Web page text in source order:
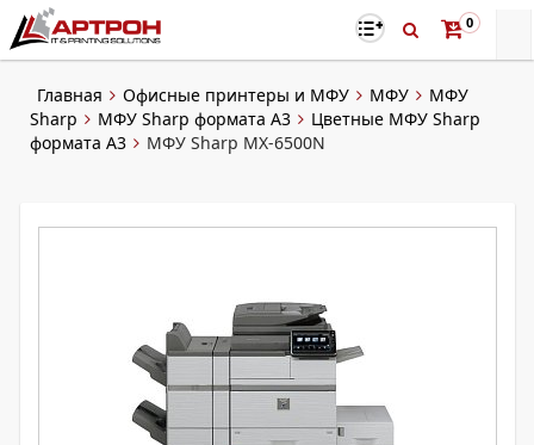
0
Главная Офисные принтеры и МФУ МФУ
МФУ
Sharp
МФУ Sharp формата A3
Цветные МФУ Sharp
формата A3
МФУ Sharp MX-6500N